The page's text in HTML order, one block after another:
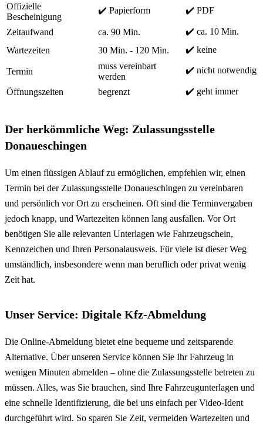
Offizielle
Bescheinigung
✔️ Papierform ✔️ PDF
Zeitaufwand ca. 90 Min.
✔️ ca. 10 Min.
Wartezeiten
30 Min. - 120 Min. ✔️ keine
Termin
muss vereinbart
werden
✔️ nicht notwendig
Öffnungszeiten begrenzt ✔️ geht immer
Der herkömmliche Weg: Zulassungsstelle
Donaueschingen
Um einen flüssigen Ablauf zu ermöglichen, empfehlen wir, einen
Termin bei der Zulassungsstelle Donaueschingen zu vereinbaren
und persönlich vor Ort zu erscheinen. Oft sind die Terminvergaben
jedoch knapp, und Wartezeiten können lang ausfallen. Vor Ort
benötigen Sie alle relevanten Unterlagen wie Fahrzeugschein,
Kennzeichen und Ihren Personalausweis. Für viele ist dieser Weg
umständlich, insbesondere wenn man beruflich oder privat wenig
Zeit hat.
Unser Service: Digitale Kfz-Abmeldung
Die Online-Abmeldung bietet eine bequeme und zeitsparende
Alternative. Über unseren Service können Sie Ihr Fahrzeug in
wenigen Minuten abmelden – ohne die Zulassungsstelle betreten zu
müssen. Alles, was Sie brauchen, sind Ihre Fahrzeugunterlagen und
eine schnelle Identifizierung, die bei uns einfach per Video-Ident
durchgeführt wird. So sparen Sie Zeit, vermeiden Wartezeiten und